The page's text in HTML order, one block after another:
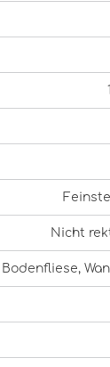
Nicht
Bodenfliese,